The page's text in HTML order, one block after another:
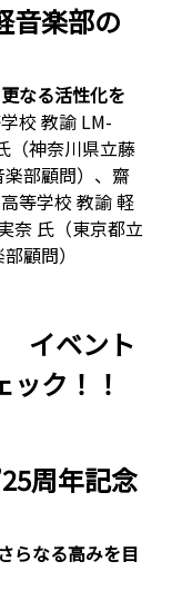
音楽部の
なる活性化を
校 教諭 LM-
（神奈川県立藤
部顧問）、齋
等学校 教諭 軽
奈 氏（東京都立
顧問）
イベント
ック！！
周年記念
らなる高みを目